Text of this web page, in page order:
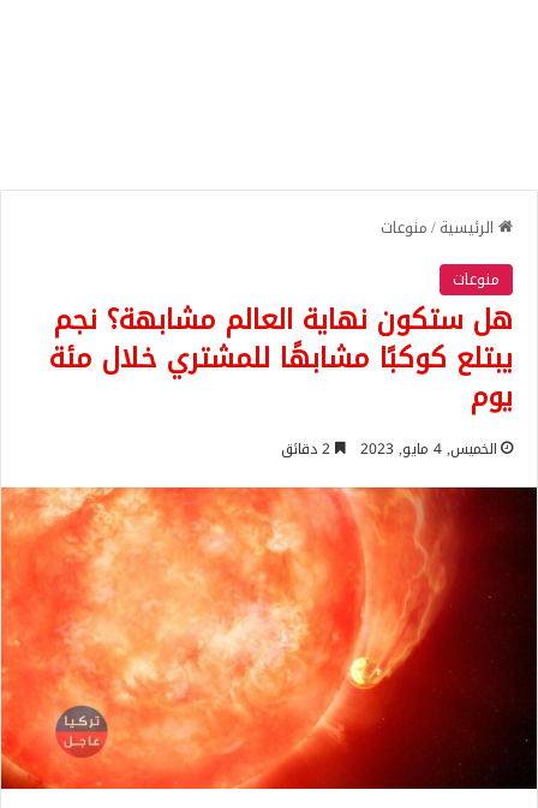
الرئيسية/منوعات
منوعات
هل ستكون نهاية العالم مشابهة؟ نجم
يبتلع كوكبًا مشابهًا للمشتري خلال مئة
يوم
الخميس, 4 مايو, 2023